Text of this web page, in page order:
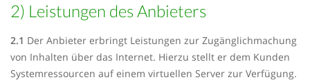
2) Leistungen des Anbieters
2.1 Der Anbieter erbringt Leistungen zur Zugänglichmachung
von Inhalten über das Internet. Hierzu stellt er dem Kunden
Systemressourcen auf einem virtuellen Server zur Verfügung.